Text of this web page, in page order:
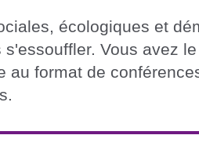
écologiques et
Vous avez
au format de